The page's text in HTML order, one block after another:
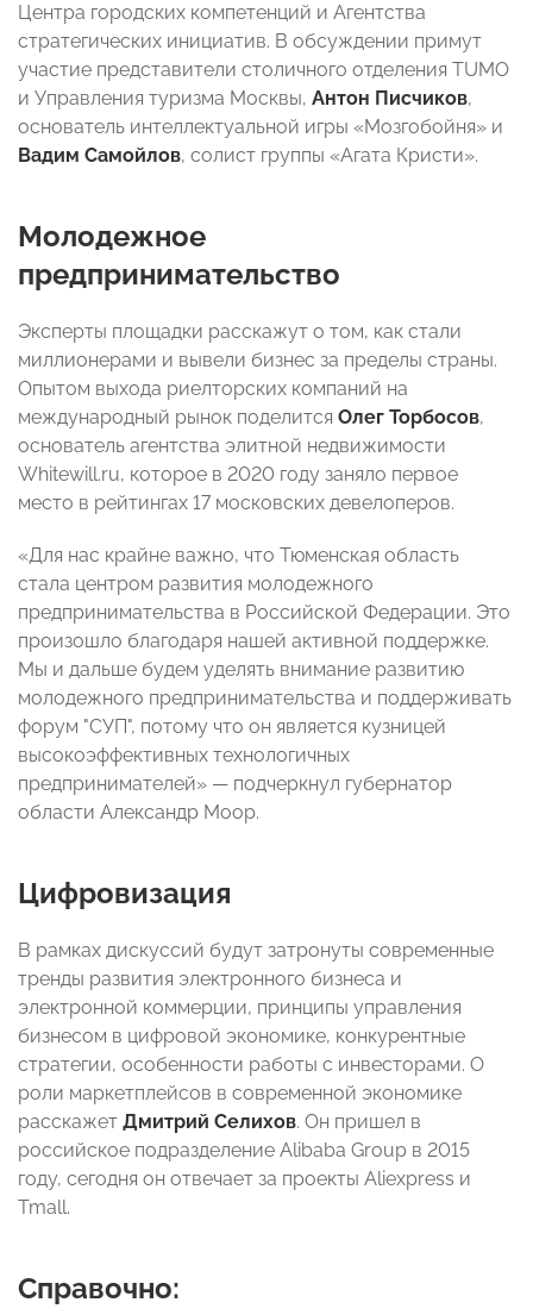
Центра городских компетенций и Агентства
стратегических инициатив. В обсуждении примут
участие представители столичного отделения TUMO
и Управления туризма Москвы, Антон Писчиков,
основатель интеллектуальной игры «Мозгобойня» и
Вадим Самойлов, солист группы «Агата Кристи».
Молодежное
предпринимательство
Эксперты площадки расскажут о том, как стали
миллионерами и вывели бизнес за пределы страны.
Опытом выхода риелторских компаний на
международный рынок поделится Олег Торбосов,
основатель агентства элитной недвижимости
Whitewill.ru, которое в 2020 году заняло первое
место в рейтингах 17 московских девелоперов.
«Для нас крайне важно, что Тюменская область
стала центром развития молодежного
предпринимательства в Российской Федерации. Это
произошло благодаря нашей активной поддержке.
Мы и дальше будем уделять внимание развитию
молодежного предпринимательства и поддерживать
форум "СУП", потому что он является кузницей
высокоэффективных технологичных
предпринимателей» — подчеркнул губернатор
области Александр Моор.
Цифровизация
В рамках дискуссий будут затронуты современные
тренды развития электронного бизнеса и
электронной коммерции, принципы управления
бизнесом в цифровой экономике, конкурентные
стратегии, особенности работы с инвесторами. О
роли маркетплейсов в современной экономике
расскажет Дмитрий Селихов. Он пришел в
российское подразделение Alibaba Group в 2015
году, сегодня он отвечает за проекты Aliexpress и
Tmall.
Справочно: